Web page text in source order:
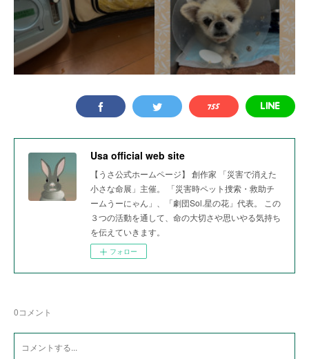
Usa official web site
【うさ公式ホームページ】 創作家 「災害で消えた
小さな命展」主催。 「災害時ペット捜索・救助チ
ームうーにゃん」、「劇団Sol.星の花」代表。 この
３つの活動を通して、命の大切さや思いやる気持ち
を伝えていきます。
フォロー
0コメント